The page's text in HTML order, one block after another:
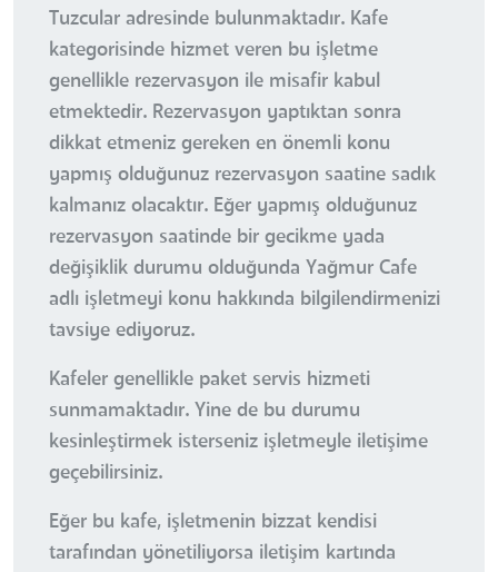
Tuzcular adresinde bulunmaktadır. Kafe
kategorisinde hizmet veren bu işletme
genellikle rezervasyon ile misafir kabul
etmektedir. Rezervasyon yaptıktan sonra
dikkat etmeniz gereken en önemli konu
yapmış olduğunuz rezervasyon saatine sadık
kalmanız olacaktır. Eğer yapmış olduğunuz
rezervasyon saatinde bir gecikme yada
değişiklik durumu olduğunda Yağmur Cafe
adlı işletmeyi konu hakkında bilgilendirmenizi
tavsiye ediyoruz.
Kafeler genellikle paket servis hizmeti
sunmamaktadır. Yine de bu durumu
kesinleştirmek isterseniz işletmeyle iletişime
geçebilirsiniz.
Eğer bu kafe, işletmenin bizzat kendisi
tarafından yönetiliyorsa iletişim kartında